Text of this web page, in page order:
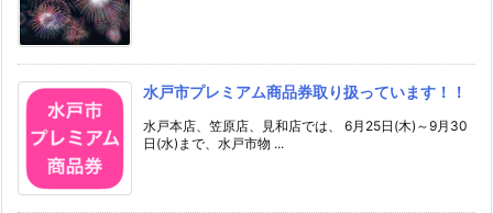
水戸市プレミアム商品券取り扱っています！！
水戸本店、笠原店、見和店では、 6月25日(木)～9月30
日(水)まで、水戸市物 ...